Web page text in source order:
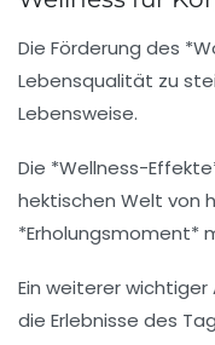
Die Förderung des
Lebensqualität zu
Lebensweise.
Die *Wellness-
hektischen Welt von
*Erholungsmoment*
Ein weiterer
die Erlebnisse des